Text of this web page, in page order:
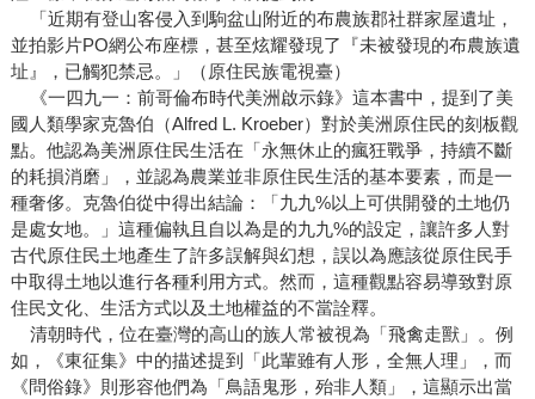
「近期有登山客侵入到駒盆山附近的布農族郡社群家屋遺址，
並拍影片PO網公布座標，甚至炫耀發現了『未被發現的布農族遺
址』，已觸犯禁忌。」（原住民族電視臺）
《一四九一：前哥倫布時代美洲啟示錄》這本書中，提到了美
國人類學家克魯伯（Alfred L. Kroeber）對於美洲原住民的刻板觀
點。他認為美洲原住民生活在「永無休止的瘋狂戰爭，持續不斷
的耗損消磨」，並認為農業並非原住民生活的基本要素，而是一
種奢侈。克魯伯從中得出結論：「九九%以上可供開發的土地仍
是處女地。」這種偏執且自以為是的九九%的設定，讓許多人對
古代原住民土地產生了許多誤解與幻想，誤以為應該從原住民手
中取得土地以進行各種利用方式。然而，這種觀點容易導致對原
住民文化、生活方式以及土地權益的不當詮釋。
清朝時代，位在臺灣的高山的族人常被視為「飛禽走獸」。例
如，《東征集》中的描述提到「此輩雖有人形，全無人理」，而
《問俗錄》則形容他們為「鳥語鬼形，殆非人類」，這顯示出當